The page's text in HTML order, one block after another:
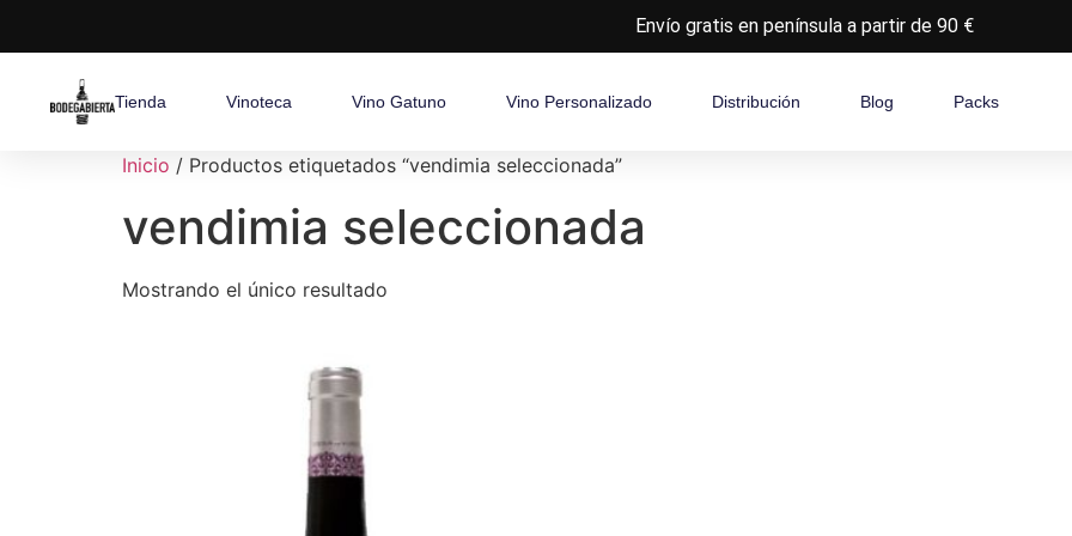
Envío gratis en península a partir de 90 €
Tienda Vinoteca Vino Gatuno Vino Personalizado Distribución Blog Packs
Inicio / Productos etiquetados “vendimia seleccionada”
vendimia seleccionada
Mostrando el único resultado